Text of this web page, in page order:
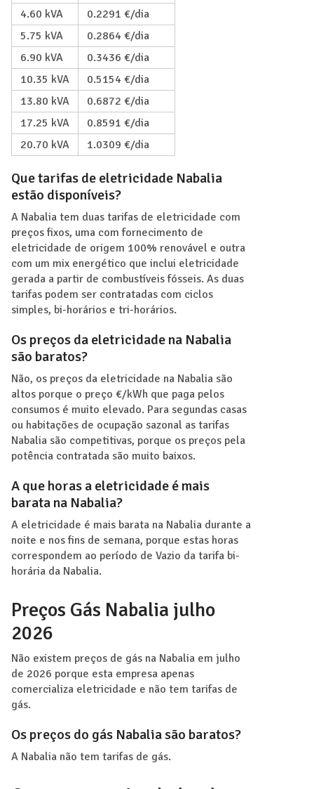
4.60 kVA
0.2291 €/dia
5.75 kVA
0.2864 €/dia
6.90 kVA
0.3436 €/dia
10.35 kVA
0.5154 €/dia
13.80 kVA
0.6872 €/dia
17.25 kVA
0.8591 €/dia
20.70 kVA
1.0309 €/dia
Que tarifas de eletricidade Nabalia
estão disponíveis?
A Nabalia tem duas tarifas de eletricidade com
preços fixos, uma com fornecimento de
eletricidade de origem 100% renovável e outra
com um mix energético que inclui eletricidade
gerada a partir de combustíveis fósseis. As duas
tarifas podem ser contratadas com ciclos
simples, bi-horários e tri-horários.
Os preços da eletricidade na Nabalia
são baratos?
Não, os preços da eletricidade na Nabalia são
altos porque o preço €/kWh que paga pelos
consumos é muito elevado. Para segundas casas
ou habitações de ocupação sazonal as tarifas
Nabalia são competitivas, porque os preços pela
potência contratada são muito baixos.
A que horas a eletricidade é mais
barata na Nabalia?
A eletricidade é mais barata na Nabalia durante a
noite e nos fins de semana, porque estas horas
correspondem ao período de Vazio da tarifa bi-
horária da Nabalia.
Preços Gás Nabalia julho
2026
Não existem preços de gás na Nabalia em julho
de 2026 porque esta empresa apenas
comercializa eletricidade e não tem tarifas de
gás.
Os preços do gás Nabalia são baratos?
A Nabalia não tem tarifas de gás.